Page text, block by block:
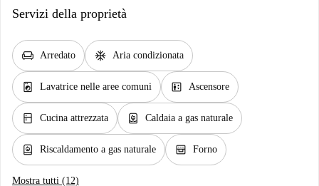
Servizi della proprietà
chair Arredato ac_unit Aria condizionata
local_laundry_service Lavatrice nelle aree comuni elevator Ascensore
kitchen Cucina attrezzata water_heater Caldaia a gas naturale
water_heater Riscaldamento a gas naturale oven_gen Forno
Mostra tutti (12)